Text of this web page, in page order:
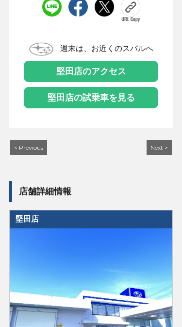
週末は、お近くのスバルへ
堅田店のアクセス
堅田店の試乗車を見る
< Previous Next >
店舗詳細情報
堅田店